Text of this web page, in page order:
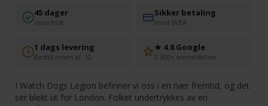
45 dager
returfrist
Sikker betaling
med SVEA
1 dags levering
Bestill innen kl. 12
★ 4.8 Google
2 300+ anmeldelser
I Watch Dogs Legion befinner vi oss i en nær fremtid, og det
ser blekt ut for London. Folket undertrykkes av en